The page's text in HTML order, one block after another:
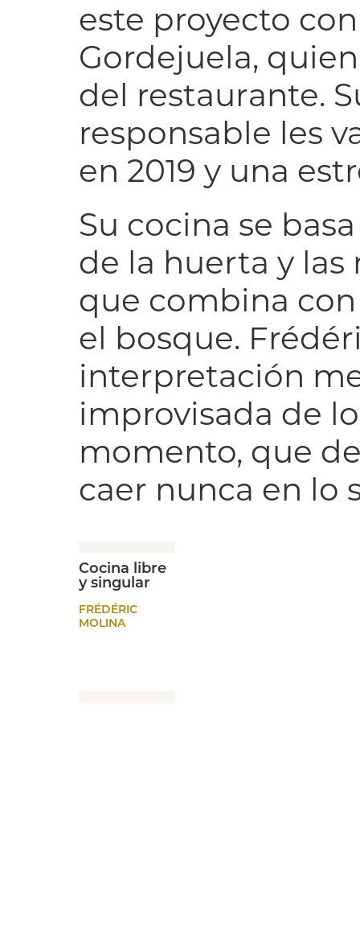
este proyecto
Gordejuela,
del restaurante.
responsable les
en 2019 y una
Su cocina se
de la huerta y las
que combina
el bosque.
interpretación
improvisada de
momento, que
caer nunca en lo
Cocina libre
y singular
FRÉDÉRIC
MOLINA